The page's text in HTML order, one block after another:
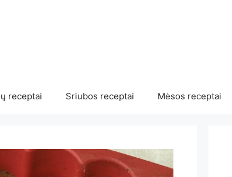
receptai Sriubos receptai Mėsos receptai